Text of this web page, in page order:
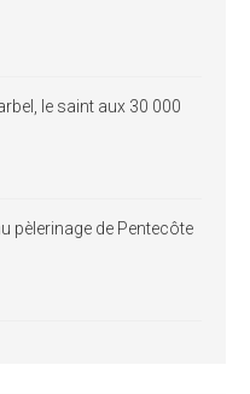
le saint aux 30 000
pèlerinage de Pentecôte